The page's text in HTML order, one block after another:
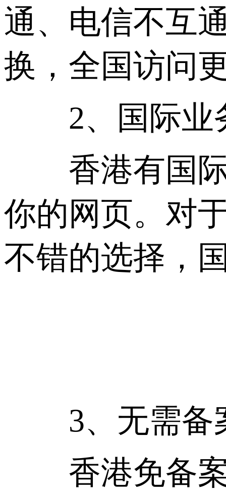
通、电信不互
换，全国访问
2、国际业
香港有国际
你的网页。对
不错的选择，
3、无需备
香港免备案